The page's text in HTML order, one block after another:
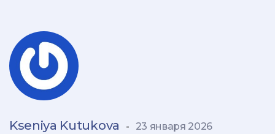
Kseniya Kutukova - 23 января 2026